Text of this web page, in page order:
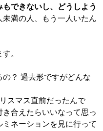
できないし、どうしよう
未満の人、もう一人いたん
。
の？ 過去形ですがどんな
スマス直前だったんで
合えたらいいなって思っ
ネーションを見に行って